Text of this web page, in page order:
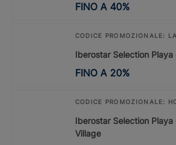
FINO A 40%
CODICE PROMOZIONALE:
Iberostar Selection Playa
FINO A 20%
CODICE PROMOZIONALE:
Iberostar Selection Playa
Village